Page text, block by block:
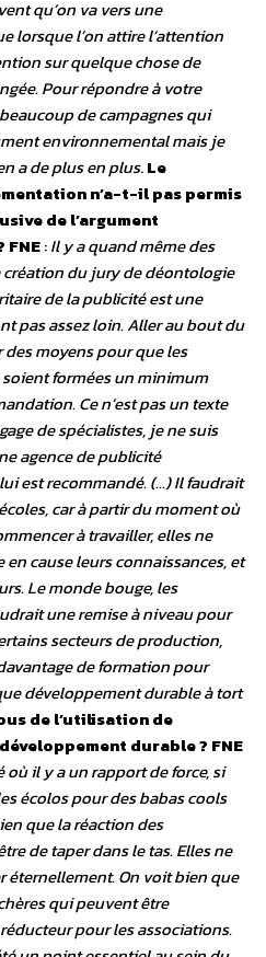
qu’on va vers une
lorsque l’on attire l’attention
sur quelque chose de
Pour répondre à votre
de campagnes qui
environnemental mais je
a de plus en plus.Le
n’a-t-il pas permis
de l’argument
FNE:Il y a quand même des
création du jury de déontologie
de la publicité est une
pas assez loin. Aller au bout du
moyens pour que les
formées un minimum
Ce n’est pas un texte
de spécialistes, je ne suis
agence de publicité
est recommandé. (…) Il faudrait
car à partir du moment où
à travailler, elles ne
cause leurs connaissances, et
Le monde bouge, les
une remise à niveau pour
secteurs de production,
de formation pour
développement durable à tort
de l’utilisation de
durable ? FNE
où il y a un rapport de force, si
écolos pour des babas cools
que la réaction des
de taper dans le tas. Elles ne
éternellement. On voit bien que
qui peuvent être
pour les associations.